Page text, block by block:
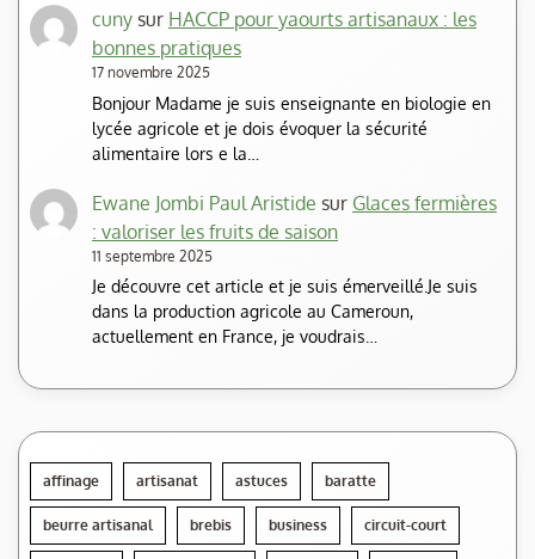
cuny sur HACCP pour yaourts artisanaux : les
bonnes pratiques
17 novembre 2025
Bonjour Madame je suis enseignante en biologie en
lycée agricole et je dois évoquer la sécurité
alimentaire lors e la…
Ewane Jombi Paul Aristide sur Glaces fermières
: valoriser les fruits de saison
11 septembre 2025
Je découvre cet article et je suis émerveillé.Je suis
dans la production agricole au Cameroun,
actuellement en France, je voudrais…
affinage artisanat astuces baratte
beurre artisanal brebis business circuit-court